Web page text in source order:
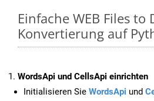
Einfache WEB Files to
Konvertierung auf
WordsApi und CellsApi einrichten
Initialisieren Sie WordsApi und